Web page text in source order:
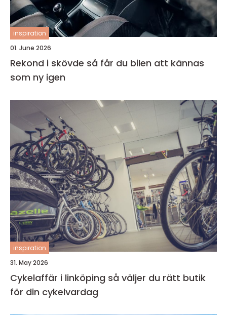
inspiration
01. June 2026
Rekond i skövde så får du bilen att kännas
som ny igen
inspiration
31. May 2026
Cykelaffär i linköping så väljer du rätt butik
för din cykelvardag